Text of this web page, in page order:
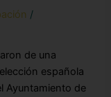
/
de una
española
Ayuntamiento de